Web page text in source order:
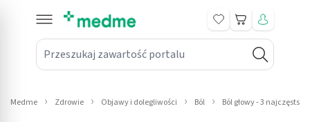
Przeszukaj zawartość portalu
Koszyk
submenu: Leki na receptę
Medme Zdrowie Objawy i dolegliwości Ból Ból głowy - 3